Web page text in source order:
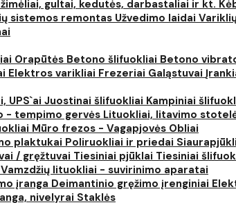
gultai, kedutės, darbastaliai ir kt.
sistemos remontas Užvedimo laidai
Orapūtės Betono šlifuokliai Betono
Elektros varikliai Frezeriai Galąstuvai
UPS`ai Juostinai šlifuokliai Kampiniai
- tempimo gervės Lituokliai, litavimo
Mūro frezos - Vagapjovės Obliai
plaktukai Poliruokliai ir priedai
/ gręžtuvai Tiesiniai pjūklai Tiesiniai
Vamzdžių lituokliai - suvirinimo aparatai
įranga Deimantinio gręžimo įrenginiai
nivelyrai Staklės